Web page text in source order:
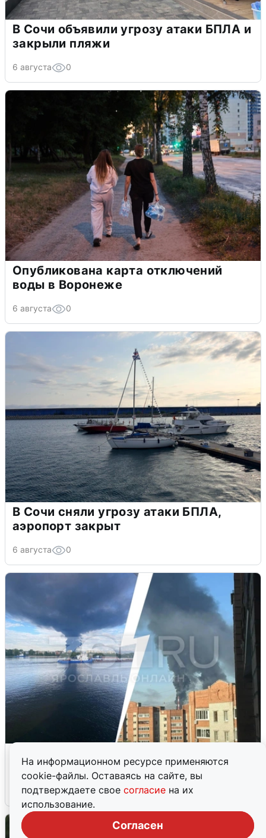
На информационном ресурсе применяются
cookie-файлы. Оставаясь на сайте, вы
подтверждаете свое согласие на их
использование.
Согласен
В Сочи объявили угрозу атаки БПЛА и
закрыли пляжи
6 августа 0
Опубликована карта отключений
воды в Воронеже
6 августа 0
В Сочи сняли угрозу атаки БПЛА,
аэропорт закрыт
6 августа 0
попадания и последствия
6 августа 0